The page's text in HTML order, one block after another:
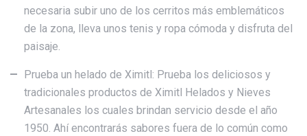
necesaria subir uno de los cerritos más emblemáticos
de la zona, lleva unos tenis y ropa cómoda y disfruta del
paisaje.
Prueba un helado de Ximitl: Prueba los deliciosos y
tradicionales productos de Ximitl Helados y Nieves
Artesanales los cuales brindan servicio desde el año
1950. Ahí encontrarás sabores fuera de lo común como